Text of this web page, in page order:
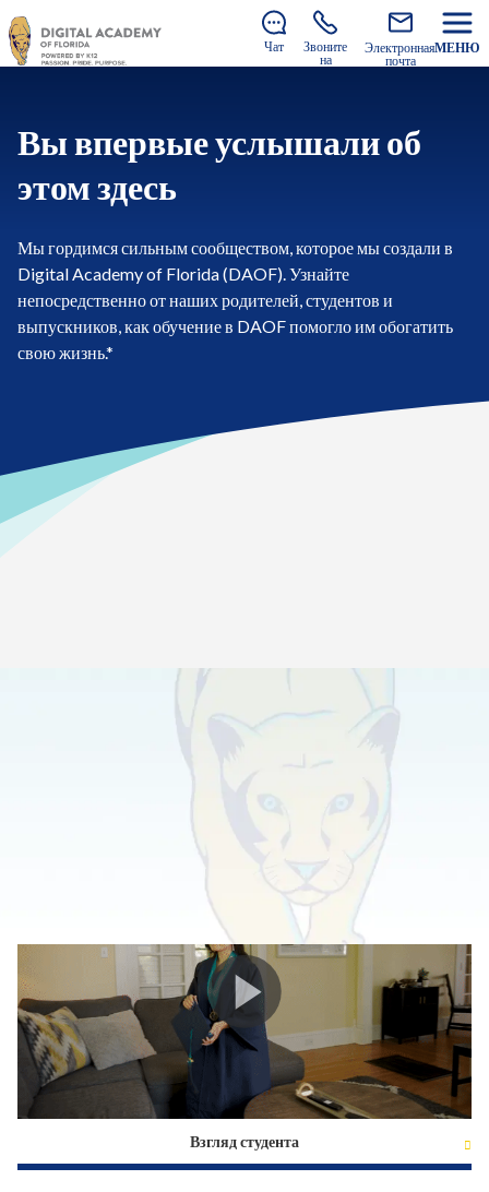
Еще есть возможность присоединиться к нам на 2026–
2027 учебный год!
Узнайте, как записаться
Чат
Звоните
на
Электронная
почта
МЕНЮ
Вы впервые услышали об
этом здесь
Мы гордимся сильным сообществом, которое мы создали в
Digital Academy of Florida (DAOF). Узнайте
непосредственно от наших родителей, студентов и
выпускников, как обучение в DAOF помогло им обогатить
свою жизнь.*
Отзывы
Что люди говорят о DAOF
Взгляд студента